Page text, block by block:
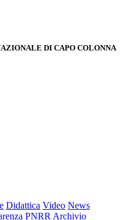
DI CAPO COLONNA
Didattica Video News
PNRR Archivio